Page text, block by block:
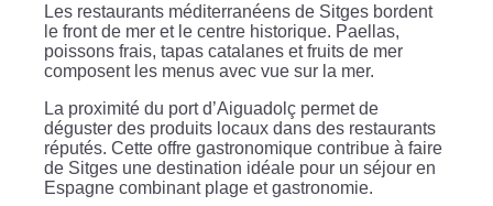
Les restaurants méditerranéens de Sitges bordent
le front de mer et le centre historique. Paellas,
poissons frais, tapas catalanes et fruits de mer
composent les menus avec vue sur la mer.
La proximité du port d’Aiguadolç permet de
déguster des produits locaux dans des restaurants
réputés. Cette offre gastronomique contribue à faire
de Sitges une destination idéale pour un séjour en
Espagne combinant plage et gastronomie.